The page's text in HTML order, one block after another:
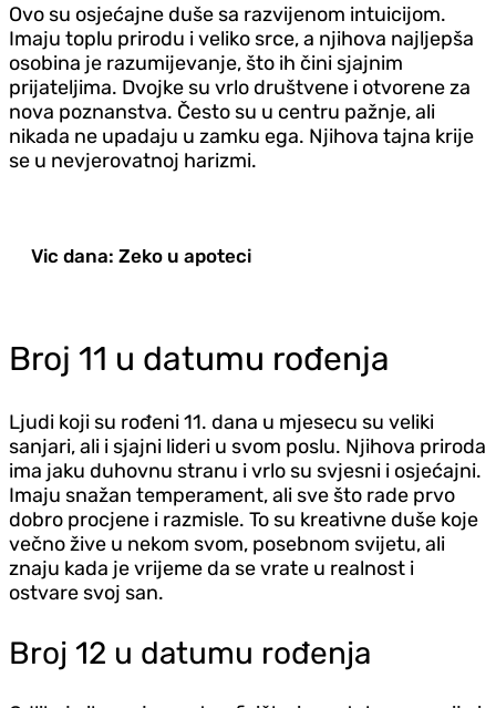
Ovo su osjećajne duše sa razvijenom intuicijom.
Imaju toplu prirodu i veliko srce, a njihova najljepša
osobina je razumijevanje, što ih čini sjajnim
prijateljima. Dvojke su vrlo društvene i otvorene za
nova poznanstva. Često su u centru pažnje, ali
nikada ne upadaju u zamku ega. Njihova tajna krije
se u nevjerovatnoj harizmi.
Vic dana: Zeko u apoteci
Broj 11 u datumu rođenja
Ljudi koji su rođeni 11. dana u mjesecu su veliki
sanjari, ali i sjajni lideri u svom poslu. Njihova priroda
ima jaku duhovnu stranu i vrlo su svjesni i osjećajni.
Imaju snažan temperament, ali sve što rade prvo
dobro procjene i razmisle. To su kreativne duše koje
večno žive u nekom svom, posebnom svijetu, ali
znaju kada je vrijeme da se vrate u realnost i
ostvare svoj san.
Broj 12 u datumu rođenja